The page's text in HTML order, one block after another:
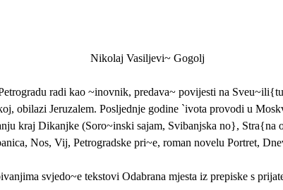
Nikolaj Vasiljevi~ Gogolj
radi kao ~inovnik, predava~ povijesti na
obilazi Jeruzalem. Posljednje godine `ivota provodi u
kraj Dikanjke (Soro~inski sajam, Svibanjska no}, Stra{na
Nos, Vij, Petrogradske pri~e, roman novelu Portret,
svjedo~e tekstovi Odabrana mjesta iz prepiske s